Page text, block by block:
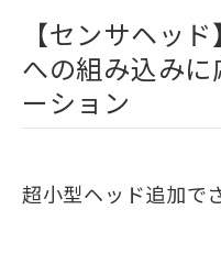
【センサヘッ
への組み込み
ーション
超小型ヘッド追加で